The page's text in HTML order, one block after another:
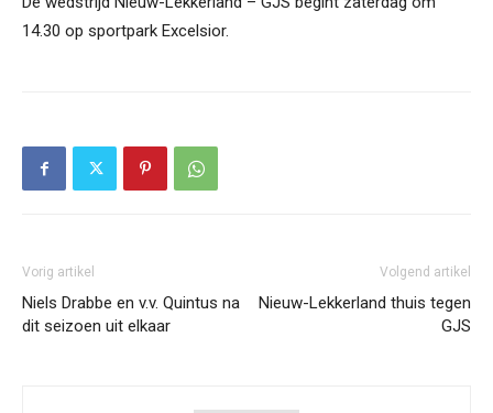
14.30 op sportpark Excelsior.
Vorig artikel
Niels Drabbe en v.v. Quintus na
dit seizoen uit elkaar
Volgend artikel
Nieuw-Lekkerland thuis tegen
GJS